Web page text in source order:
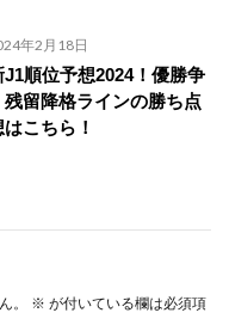
年2月18日
J1順位予想2024！優勝争
残留降格ラインの勝ち点
こちら！
。 ※ が付いている欄は必須項